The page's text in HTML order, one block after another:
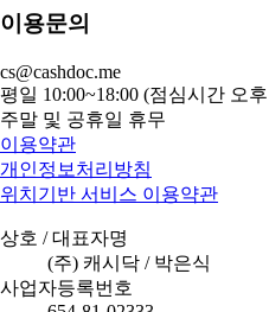
쥬베룩 허브 보기
후기·가격·이벤트 전체 정보
관련 시술 비교
리쥬란vs물광주사
리쥬란vs엑소좀
이용문의